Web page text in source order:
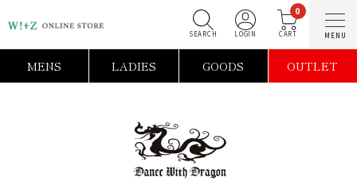
0
MENS LADIES GOODS OUTLET